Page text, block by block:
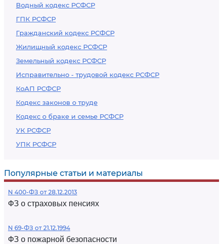
Водный кодекс РСФСР
ГПК РСФСР
Гражданский кодекс РСФСР
Жилищный кодекс РСФСР
Земельный кодекс РСФСР
Исправительно - трудовой кодекс РСФСР
КоАП РСФСР
Кодекс законов о труде
Кодекс о браке и семье РСФСР
УК РСФСР
УПК РСФСР
Популярные статьи и материалы
N 400-ФЗ от 28.12.2013
ФЗ о страховых пенсиях
N 69-ФЗ от 21.12.1994
ФЗ о пожарной безопасности